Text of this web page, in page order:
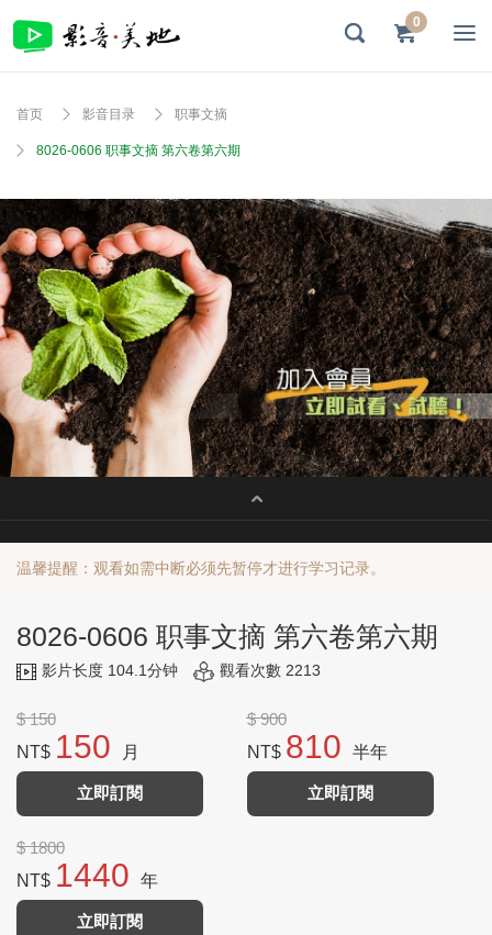
0
首页 影音目录 职事文摘
8026-0606 职事文摘 第六卷第六期
温馨提醒：观看如需中断必须先暂停才进行学习记录。
8026-0606 职事文摘 第六卷第六期
影片长度 104.1分钟 觀看次數 2213
$ 150
NT$ 150 月
立即訂閱
$ 900
NT$ 810 半年
立即訂閱
$ 1800
NT$ 1440 年
立即訂閱